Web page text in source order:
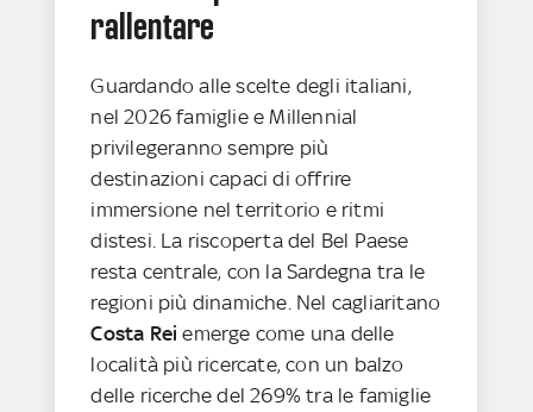
rallentare
Guardando alle scelte degli italiani,
nel 2026 famiglie e Millennial
privilegeranno sempre più
destinazioni capaci di offrire
immersione nel territorio e ritmi
distesi. La riscoperta del Bel Paese
resta centrale, con la Sardegna tra le
regioni più dinamiche. Nel cagliaritano
Costa Reiemerge come una delle
località più ricercate, con un balzo
delle ricerche del 269% tra le famiglie